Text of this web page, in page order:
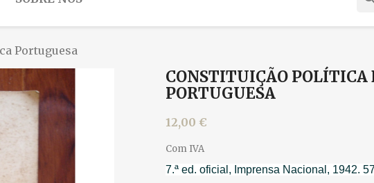
Portuguesa
CONSTITUIÇÃO POLÍTICA
PORTUGUESA
12,00 €
Com IVA
7.ª ed. oficial, Imprensa Nacional, 1942.